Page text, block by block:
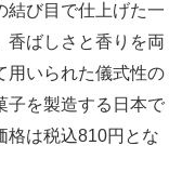
結び目で仕上げた一
香ばしさと香りを両
用いられた儀式性の
子を製造する日本で
格は税込810円とな